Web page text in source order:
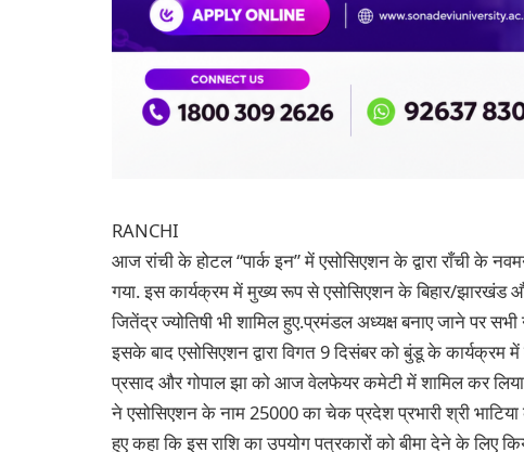
RANCHI
आज रांची के होटल “पार्क इन” में एसोसिएशन के द्वारा राँची के
गया. इस कार्यक्रम में मुख्य रूप से एसोसिएशन के बिहार/झारखंड
जितेंद्र ज्योतिषी भी शामिल हुए.प्रमंडल अध्यक्ष बनाए जाने पर
इसके बाद एसोसिएशन द्वारा विगत 9 दिसंबर को बुंडू के कार्यक्रम
प्रसाद और गोपाल झा को आज वेलफेयर कमेटी में शामिल कर
ने एसोसिएशन के नाम 25000 का चेक प्रदेश प्रभारी श्री भाटिया
हुए कहा कि इस राशि का उपयोग पत्रकारों को बीमा देने के लिए